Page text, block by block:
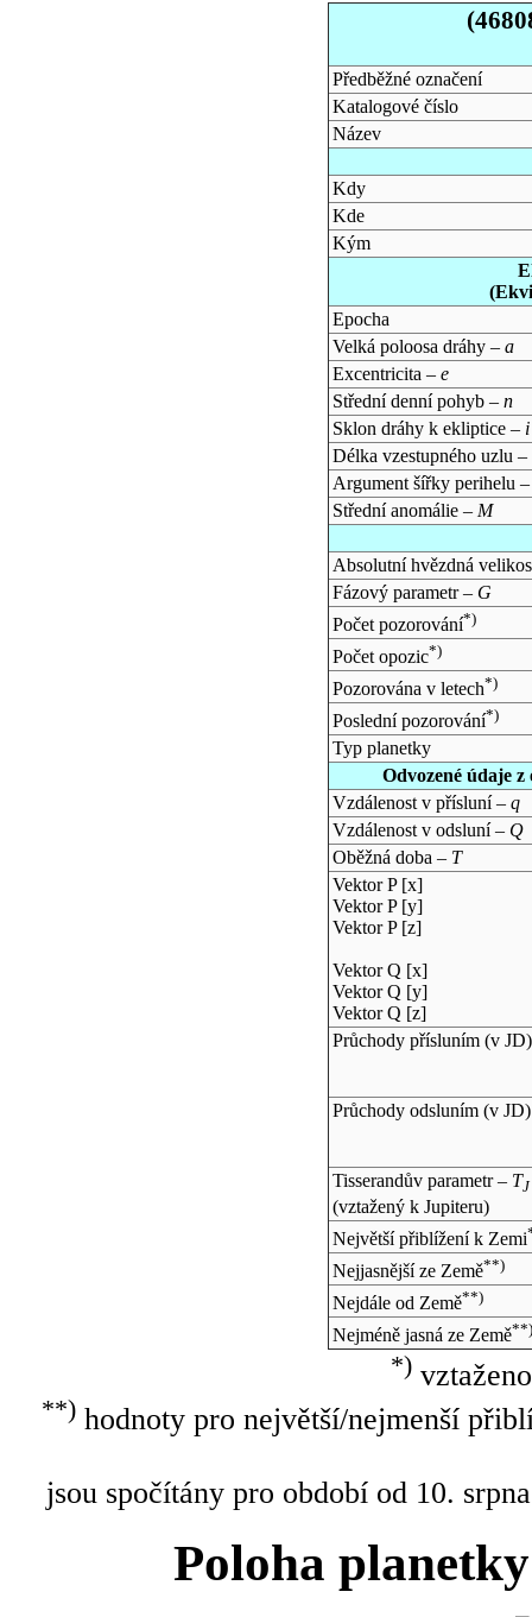
Předběžné označení
Katalogové číslo
Název
Kdy
Kde
Kým
Epocha
Velká poloosa dráhy – a
Excentricita – e
Střední denní pohyb – n
Sklon dráhy k ekliptice – i
Délka vzestupného uzlu –
Argument šířky perihelu
Střední anomálie – M
Absolutní hvězdná
Fázový parametr – G
Počet pozorování*)
Počet opozic*)
Pozorována v letech*)
Poslední pozorování*)
Typ planetky
Odvozené údaje
Vzdálenost v přísluní – q
Vzdálenost v odsluní – Q
Oběžná doba – T
Vektor P [x]
Vektor P [y]
Vektor P [z]
Vektor Q [x]
Vektor Q [y]
Vektor Q [z]
Průchody přísluním (v JD)
Průchody odsluním (v JD)
Tisserandův parametr – TJ
(vztažený k Jupiteru)
Největší přiblížení k Zemi
Nejjasnější ze Země**)
Nejdále od Země**)
Nejméně jasná ze Země**)
*)
**)hodnoty pro největší/nejmenší
jsou spočítány pro období od 10.
Poloha